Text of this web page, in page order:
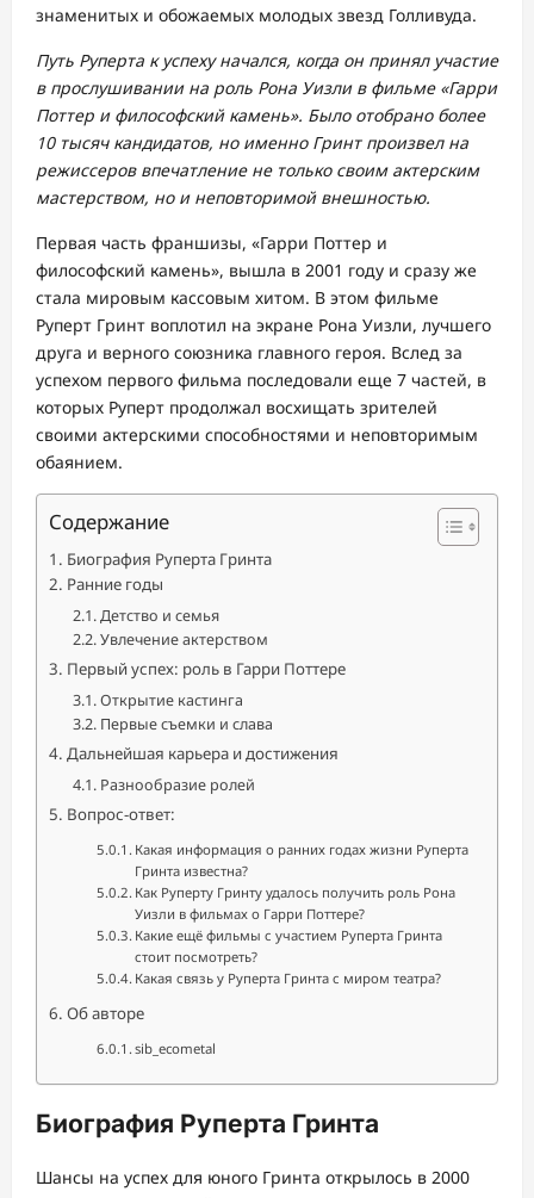
знаменитых и обожаемых молодых звезд Голливуда.
Путь Руперта к успеху начался, когда он принял участие
в прослушивании на роль Рона Уизли в фильме «Гарри
Поттер и философский камень». Было отобрано более
10 тысяч кандидатов, но именно Гринт произвел на
режиссеров впечатление не только своим актерским
мастерством, но и неповторимой внешностью.
Первая часть франшизы, «Гарри Поттер и
философский камень», вышла в 2001 году и сразу же
стала мировым кассовым хитом. В этом фильме
Руперт Гринт воплотил на экране Рона Уизли, лучшего
друга и верного союзника главного героя. Вслед за
успехом первого фильма последовали еще 7 частей, в
которых Руперт продолжал восхищать зрителей
своими актерскими способностями и неповторимым
обаянием.
Содержание
Биография Руперта Гринта
Ранние годы
Детство и семья
Увлечение актерством
Первый успех: роль в Гарри Поттере
Открытие кастинга
Первые съемки и слава
Дальнейшая карьера и достижения
Разнообразие ролей
Вопрос-ответ:
Какая информация о ранних годах жизни Руперта
Гринта известна?
Как Руперту Гринту удалось получить роль Рона
Уизли в фильмах о Гарри Поттере?
Какие ещё фильмы с участием Руперта Гринта
стоит посмотреть?
Какая связь у Руперта Гринта с миром театра?
Об авторе
sib_ecometal
Биография Руперта Гринта
Шансы на успех для юного Гринта открылось в 2000